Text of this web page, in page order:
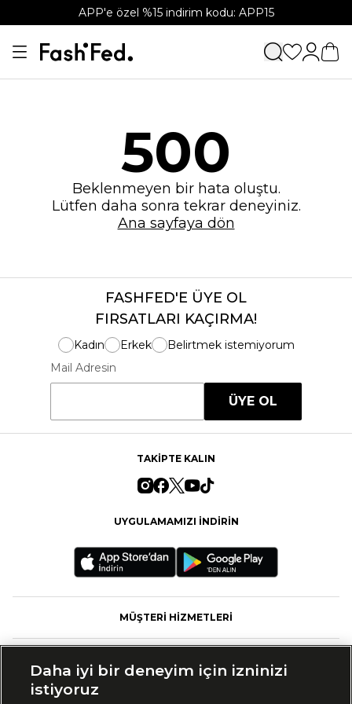
APP'e özel %15 indirim kodu: APP15
500
Beklenmeyen bir hata oluştu.
Lütfen daha sonra tekrar deneyiniz.
Ana sayfaya dön
FASHFED'E ÜYE OL
FIRSATLARI KAÇIRMA!
Kadın Erkek
Belirtmek istemiyorum
Mail Adresin
ÜYE OL
TAKİPTE KALIN
UYGULAMAMIZI İNDİRİN
MÜŞTERİ HİZMETLERİ
Daha iyi bir deneyim için izninizi
istiyoruz